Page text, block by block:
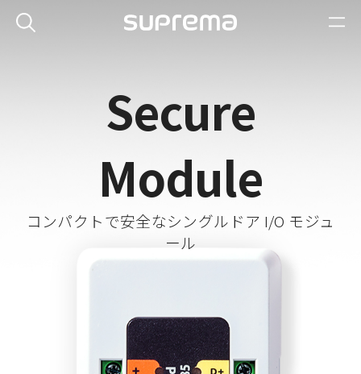
Secure
Module
コンパクトで安全なシングルドア I/O モジュ
ール